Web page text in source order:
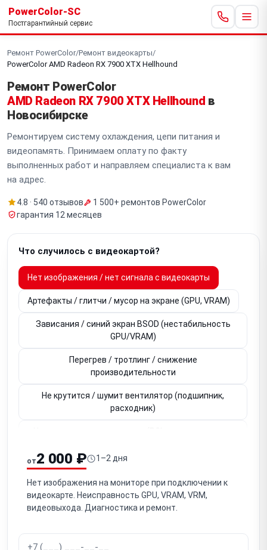
PowerColor-SC
Постгарантийный сервис
Ремонт PowerColor/Ремонт видеокарты/
PowerColor AMD Radeon RX 7900 XTX Hellhound
Ремонт PowerColor
AMD Radeon RX 7900 XTX Hellhound в
Новосибирске
Ремонтируем систему охлаждения, цепи питания и
видеопамять. Принимаем оплату по факту
выполненных работ и направляем специалиста к вам
на адрес.
4.8 · 540 отзывов
1 500+ ремонтов PowerColor
гарантия 12 месяцев
Что случилось с видеокартой?
Нет изображения / нет сигнала с видеокарты
Артефакты / глитчи / мусор на экране (GPU, VRAM)
Зависания / синий экран BSOD (нестабильность
GPU/VRAM)
Перегрев / тротлинг / снижение
производительности
Не крутится / шумит вентилятор (подшипник,
расходник)
Не работает видеовыход HDMI / DisplayPort (один из
портов)
Вздулись / неисправны конденсаторы на плате
от2 000 ₽ 1–2 дня
Нет изображения на мониторе при подключении к
видеокарте. Неисправность GPU, VRAM, VRM,
видеовыхода. Диагностика и ремонт.